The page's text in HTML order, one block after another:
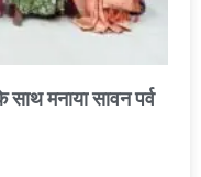
मनाया सावन पर्व